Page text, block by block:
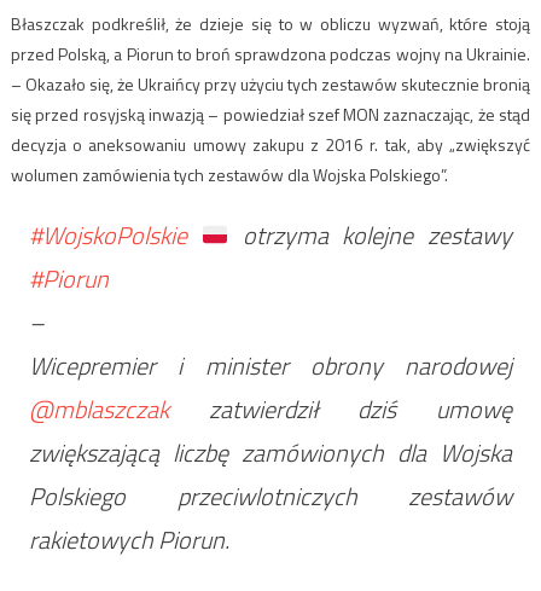
Błaszczak podkreślił, że dzieje się to w obliczu wyzwań, które stoją
przed Polską, a Piorun to broń sprawdzona podczas wojny na Ukrainie.
– Okazało się, że Ukraińcy przy użyciu tych zestawów skutecznie bronią
się przed rosyjską inwazją – powiedział szef MON zaznaczając, że stąd
decyzja o aneksowaniu umowy zakupu z 2016 r. tak, aby „zwiększyć
wolumen zamówienia tych zestawów dla Wojska Polskiego”.
#WojskoPolskie
otrzyma kolejne zestawy
#Piorun
–
Wicepremier i minister obrony narodowej
@mblaszczakzatwierdził dziś umowę
zwiększającą liczbę zamówionych dla Wojska
Polskiego przeciwlotniczych zestawów
rakietowych Piorun.